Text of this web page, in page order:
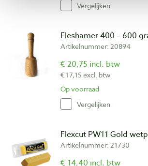
Vergelijken
Fleshamer 400 – 600
Artikelnummer: 20894
€ 20,75 incl. btw
€ 17,15 excl. btw
Op voorraad
Vergelijken
Flexcut PW11 Gold
Artikelnummer: 21730
€ 14,40 incl. btw